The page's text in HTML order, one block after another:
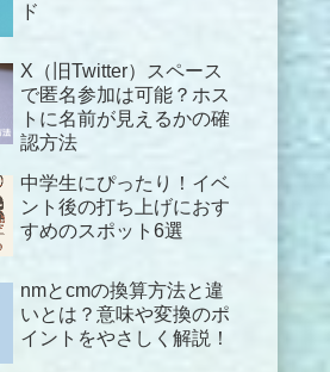
ド
X（旧Twitter）スペース
で匿名参加は可能？ホス
トに名前が見えるかの確
認方法
中学生にぴったり！イベ
ント後の打ち上げにおす
すめのスポット6選
nmとcmの換算方法と違
いとは？意味や変換のポ
イントをやさしく解説！